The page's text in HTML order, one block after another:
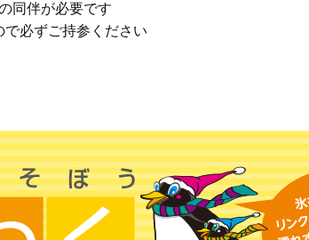
同伴が必要です
必ずご持参ください